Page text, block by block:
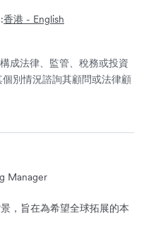
香港 - English
成法律、監管、稅務或投資
別情況諮詢其顧問或法律顧
Manager
，旨在為希望全球拓展的本